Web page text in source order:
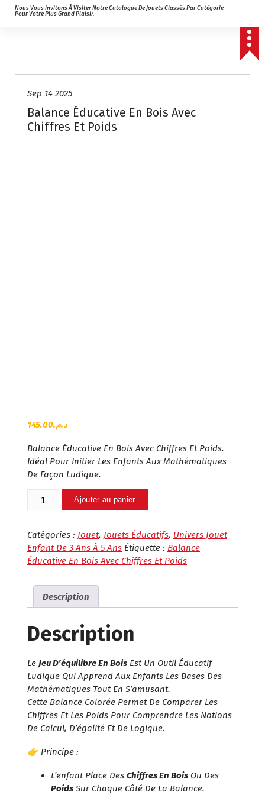
Nous Vous Invitons À Visiter Notre Catalogue De Jouets Classés Par Catégorie
Pour Votre Plus Grand Plaisir.
Sep 14 2025
Balance Éducative En Bois Avec
Chiffres Et Poids
د.م.145.00
Balance Éducative En Bois Avec Chiffres Et Poids.
Idéal Pour Initier Les Enfants Aux Mathématiques
De Façon Ludique.
Quantité
Éducative
En
Bois
Chiffres
Ajouter au panier
Catégories : Jouet, Jouets Éducatifs, Univers Jouet
Enfant De 3 Ans À 5 Ans Étiquette : Balance
Éducative En Bois Avec Chiffres Et Poids
Description
Description
Le Jeu D’équilibre En Bois Est Un Outil Éducatif
Ludique Qui Apprend Aux Enfants Les Bases Des
Mathématiques Tout En S’amusant.
Cette Balance Colorée Permet De Comparer Les
Chiffres Et Les Poids Pour Comprendre Les Notions
De Calcul, D’égalité Et De Logique.
👉 Principe :
L’enfant Place Des Chiffres En Bois Ou Des
Poids Sur Chaque Côté De La Balance.